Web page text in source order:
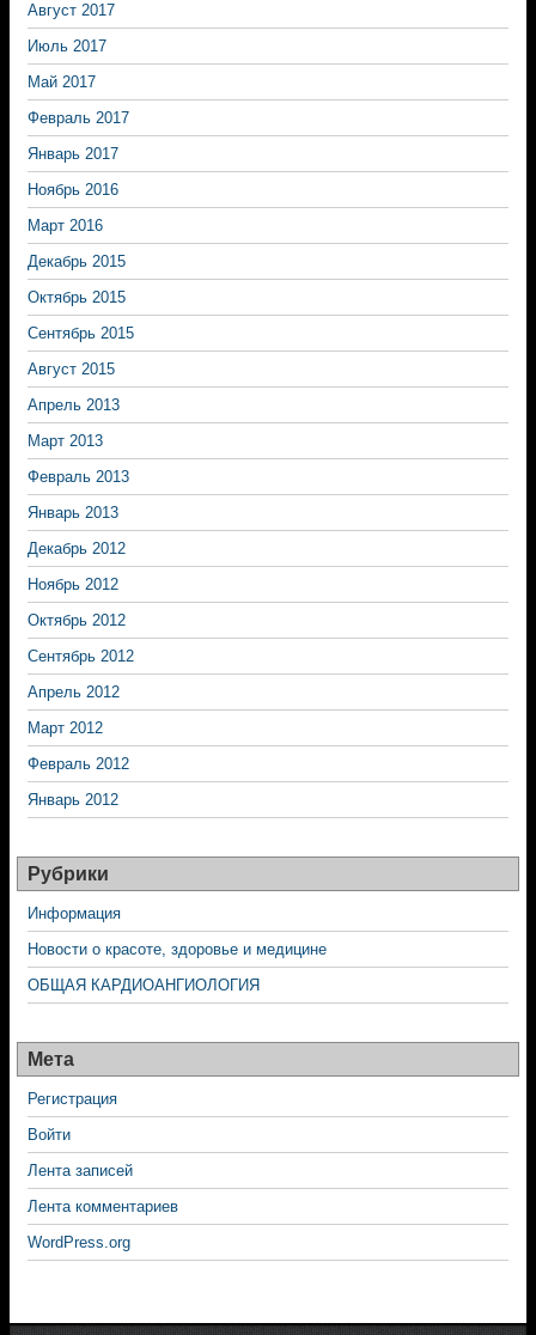
Август 2017
Июль 2017
Май 2017
Февраль 2017
Январь 2017
Ноябрь 2016
Март 2016
Декабрь 2015
Октябрь 2015
Сентябрь 2015
Август 2015
Апрель 2013
Март 2013
Февраль 2013
Январь 2013
Декабрь 2012
Ноябрь 2012
Октябрь 2012
Сентябрь 2012
Апрель 2012
Март 2012
Февраль 2012
Январь 2012
Рубрики
Информация
Новости о красоте, здоровье и медицине
ОБЩАЯ КАРДИОАНГИОЛОГИЯ
Мета
Регистрация
Войти
Лента записей
Лента комментариев
WordPress.org